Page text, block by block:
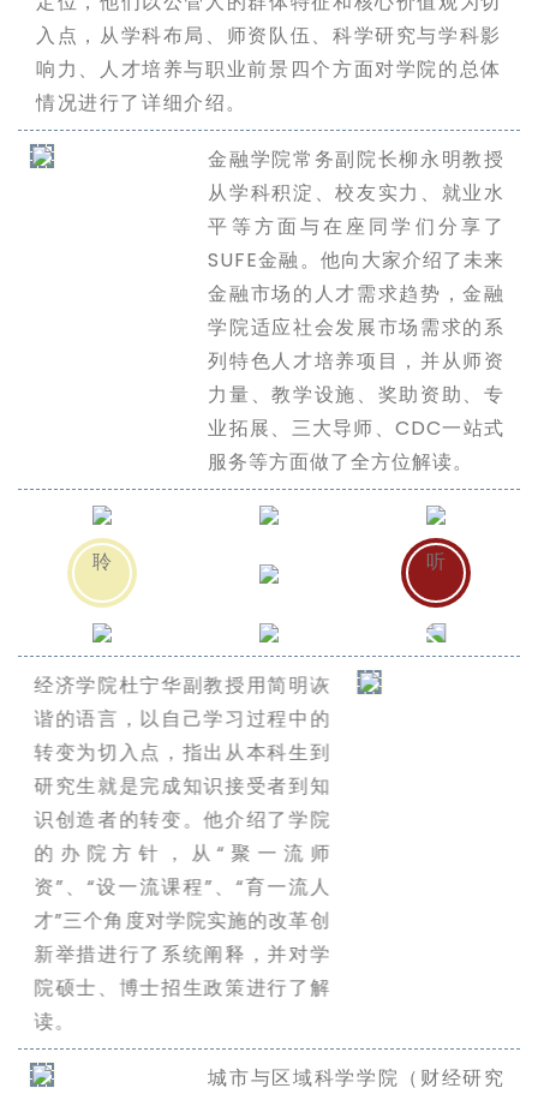
入点，从学科布局、师资队伍、科学研究与学科影
响力、人才培养与职业前景四个方面对学院的总体
情况进行了详细介绍。
金融学院常务副院长柳永明教授
从学科积淀、校友实力、就业水
平等方面与在座同学们分享了
SUFE金融。他向大家介绍了未来
金融市场的人才需求趋势，金融
学院适应社会发展市场需求的系
列特色人才培养项目，并从师资
力量、教学设施、奖助资助、专
业拓展、三大导师、CDC一站式
服务等方面做了全方位解读。
聆 听
经济学院杜宁华副教授用简明诙
谐的语言，以自己学习过程中的
转变为切入点，指出从本科生到
研究生就是完成知识接受者到知
识创造者的转变。他介绍了学院
的办院方针，从“聚一流师
资”、“设一流课程”、“育一流人
才”三个角度对学院实施的改革创
新举措进行了系统阐释，并对学
院硕士、博士招生政策进行了解
读。
城市与区域科学学院（财经研究